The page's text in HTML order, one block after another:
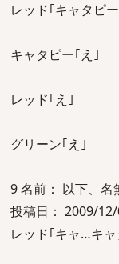
レッド｢キャタピ
キャタピー｢え｣
レッド｢え｣
グリーン｢え｣
9 名前： 以下、名
投稿日： 2009/
レッド｢キャ…キ